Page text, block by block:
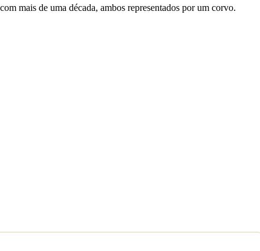
mais de uma década, ambos representados por um corvo.